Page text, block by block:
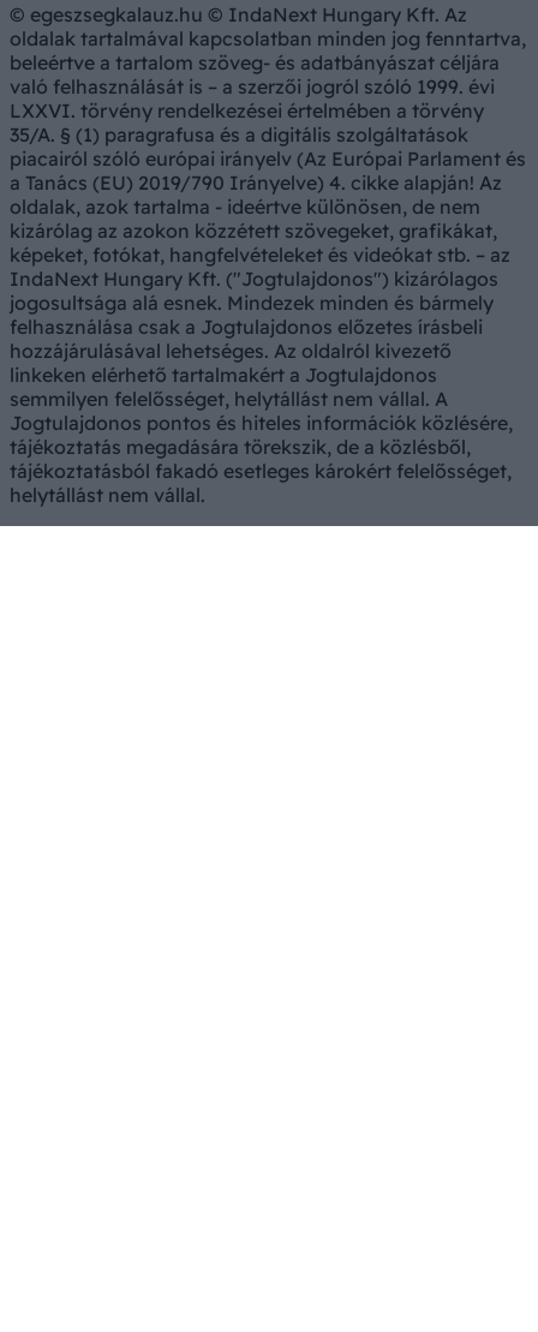
© egeszsegkalauz.hu © IndaNext Hungary Kft. Az
oldalak tartalmával kapcsolatban minden jog fenntartva,
beleértve a tartalom szöveg- és adatbányászat céljára
való felhasználását is – a szerzői jogról szóló 1999. évi
LXXVI. törvény rendelkezései értelmében a törvény
35/A. § (1) paragrafusa és a digitális szolgáltatások
piacairól szóló európai irányelv (Az Európai Parlament és
a Tanács (EU) 2019/790 Irányelve) 4. cikke alapján! Az
oldalak, azok tartalma - ideértve különösen, de nem
kizárólag az azokon közzétett szövegeket, grafikákat,
képeket, fotókat, hangfelvételeket és videókat stb. – az
IndaNext Hungary Kft. ("Jogtulajdonos") kizárólagos
jogosultsága alá esnek. Mindezek minden és bármely
felhasználása csak a Jogtulajdonos előzetes írásbeli
hozzájárulásával lehetséges. Az oldalról kivezető
linkeken elérhető tartalmakért a Jogtulajdonos
semmilyen felelősséget, helytállást nem vállal. A
Jogtulajdonos pontos és hiteles információk közlésére,
tájékoztatás megadására törekszik, de a közlésből,
tájékoztatásból fakadó esetleges károkért felelősséget,
helytállást nem vállal.